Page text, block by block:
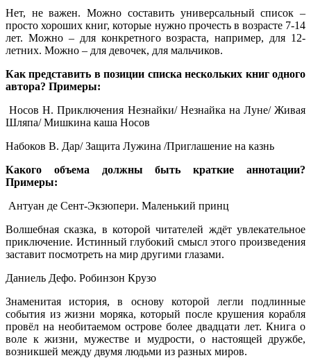
Нет, не важен. Можно составить универсальный список –
просто хороших книг, которые нужно прочесть в возрасте 7-14
лет. Можно – для конкретного возраста, например, для 12-
летних. Можно – для девочек, для мальчиков.
Как представить в позиции списка нескольких книг одного
автора? Примеры:
Носов Н. Приключения Незнайки/ Незнайка на Луне/ Живая
Шляпа/ Мишкина каша Носов
Набоков В. Дар/ Защита Лужина /Приглашение на казнь
Какого объема должны быть краткие аннотации?
Примеры:
Антуан де Сент-Экзюпери. Маленький принц
Волшебная сказка, в которой читателей ждёт увлекательное
приключение. Истинный глубокий смысл этого произведения
заставит посмотреть на мир другими глазами.
Даниель Дефо. Робинзон Крузо
Знаменитая история, в основу которой легли подлинные
события из жизни моряка, который после крушения корабля
провёл на необитаемом острове более двадцати лет. Книга о
воле к жизни, мужестве и мудрости, о настоящей дружбе,
возникшей между двумя людьми из разных миров.